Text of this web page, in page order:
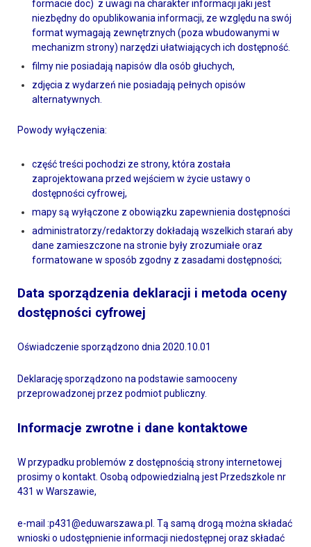
formacie doc) z uwagi na charakter informacji jaki jest
niezbędny do opublikowania informacji, ze względu na swój
format wymagają zewnętrznych (poza wbudowanymi w
mechanizm strony) narzędzi ułatwiających ich dostępność.
filmy nie posiadają napisów dla osób głuchych,
zdjęcia z wydarzeń nie posiadają pełnych opisów
alternatywnych.
Powody wyłączenia:
część treści pochodzi ze strony, która została
zaprojektowana przed wejściem w życie ustawy o
dostępności cyfrowej,
mapy są wyłączone z obowiązku zapewnienia dostępności
administratorzy/redaktorzy dokładają wszelkich starań aby
dane zamieszczone na stronie były zrozumiałe oraz
formatowane w sposób zgodny z zasadami dostępności;
Data sporządzenia deklaracji i metoda oceny
dostępności cyfrowej
Oświadczenie sporządzono dnia 2020.10.01
Deklarację sporządzono na podstawie samooceny
przeprowadzonej przez podmiot publiczny.
Informacje zwrotne i dane kontaktowe
W przypadku problemów z dostępnością strony internetowej
prosimy o kontakt. Osobą odpowiedzialną jest Przedszkole nr
431 w Warszawie,
e-mail :p431@eduwarszawa.pl. Tą samą drogą można składać
wnioski o udostępnienie informacji niedostępnej oraz składać